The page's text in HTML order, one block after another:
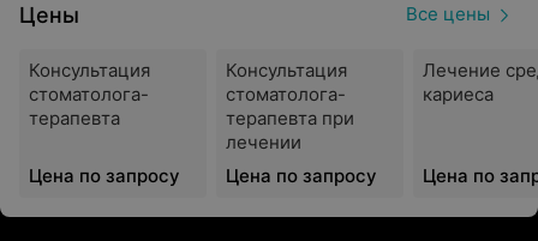
знаниями и опытом, так и высоким уровнем
более 10 лет, здесь, согласно внутренней
статистике, помогли тысячам пациентов. Для
диагностики и лечения используется только
сертифицированное и лицензированное
оборудование экспертного класса.
Гибкая ценовая политика
Цены Все цены
Консультация
стоматолога-
терапевта
Цена по запросу
Консультация
стоматолога-
терапевта при
лечении
Цена по запросу
Лечение
кариеса
Цена по